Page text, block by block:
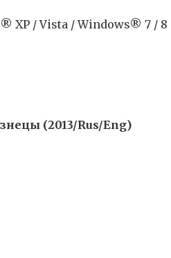
XP / Vista / Windows® 7 / 8
(2013/Rus/Eng)